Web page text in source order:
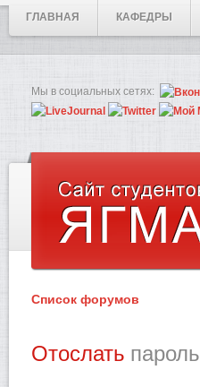
ГЛАВНАЯ КАФЕДРЫ
Мы в социальных сетях:
Список форумов
Отослать пароль